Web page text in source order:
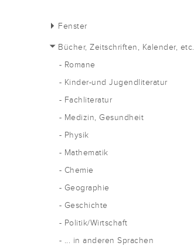
Fenster
Bücher, Zeitschriften, Kalender, etc.
- Romane
- Kinder-und Jugendliteratur
- Fachliteratur
- Medizin, Gesundheit
- Physik
- Mathematik
- Chemie
- Geographie
- Geschichte
- Politik/Wirtschaft
- ... in anderen Sprachen